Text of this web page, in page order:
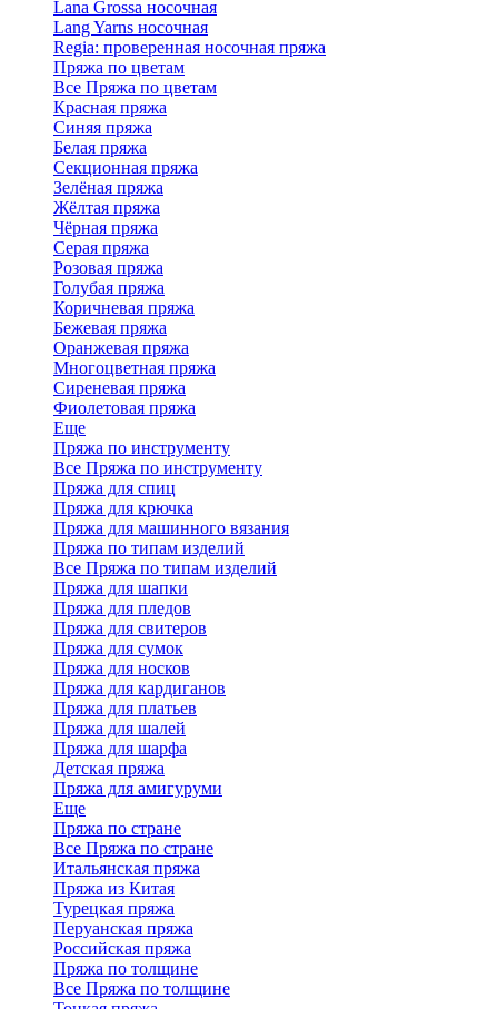
Lana Grossa носочная
Lang Yarns носочная
Regia: проверенная носочная пряжа
Пряжа по цветам
Все Пряжа по цветам
Красная пряжа
Синяя пряжа
Белая пряжа
Секционная пряжа
Зелёная пряжа
Жёлтая пряжа
Чёрная пряжа
Серая пряжа
Розовая пряжа
Голубая пряжа
Коричневая пряжа
Бежевая пряжа
Оранжевая пряжа
Многоцветная пряжа
Сиреневая пряжа
Фиолетовая пряжа
Еще
Пряжа по инструменту
Все Пряжа по инструменту
Пряжа для спиц
Пряжа для крючка
Пряжа для машинного вязания
Пряжа по типам изделий
Все Пряжа по типам изделий
Пряжа для шапки
Пряжа для пледов
Пряжа для свитеров
Пряжа для сумок
Пряжа для носков
Пряжа для кардиганов
Пряжа для платьев
Пряжа для шалей
Пряжа для шарфа
Детская пряжа
Пряжа для амигуруми
Еще
Пряжа по стране
Все Пряжа по стране
Итальянская пряжа
Пряжа из Китая
Турецкая пряжа
Перуанская пряжа
Российская пряжа
Пряжа по толщине
Все Пряжа по толщине